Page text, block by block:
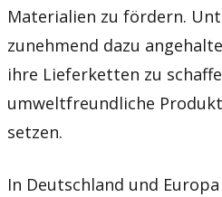
Materialien zu fördern.
zunehmend dazu
ihre Lieferketten zu
umweltfreundliche
setzen.
In Deutschland und